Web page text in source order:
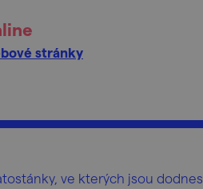
stránky
ve kterých jsou dodnes